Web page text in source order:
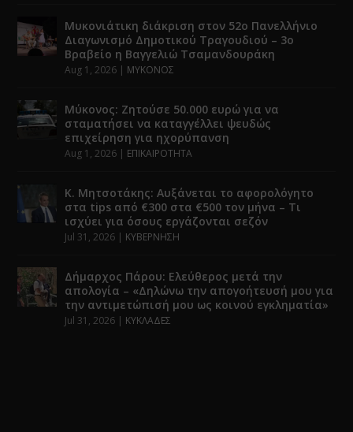
Μυκονιάτικη διάκριση στον 52ο Πανελλήνιο
Διαγωνισμό Δημοτικού Τραγουδιού – 3ο
Βραβείο η Βαγγελιώ Τσαμανδουράκη
Aug 1, 2026 | ΜΥΚΟΝΟΣ
Μύκονος: Ζητούσε 50.000 ευρώ για να
σταματήσει να καταγγέλλει ψευδώς
επιχείρηση για ηχορύπανση
Aug 1, 2026 | ΕΠΙΚΑΙΡΟΤΗΤΑ
Κ. Μητσοτάκης: Αυξάνεται το αφορολόγητο
στα tips από €300 στα €500 τον μήνα – Τι
ισχύει για όσους εργάζονται σεζόν
Jul 31, 2026 | ΚΥΒΕΡΝΗΣΗ
Δήμαρχος Πάρου: Ελεύθερος μετά την
απολογία – «Δηλώνω την απογοήτευσή μου για
την αντιμετώπισή μου ως κοινού εγκληματία»
Jul 31, 2026 | ΚΥΚΛΑΔΕΣ